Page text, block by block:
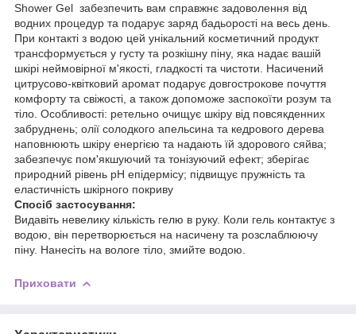
Shower Gel забезпечить вам справжнє задоволення від
водних процедур та подарує заряд бадьорості на весь день.
При контакті з водою цей унікальний косметичний продукт
трансформується у густу та розкішну піну, яка надає вашій
шкірі неймовірної м'якості, гладкості та чистоти. Насичений
цитрусово-квітковий аромат подарує довгострокове почуття
комфорту та свіжості, а також допоможе заспокоїти розум та
тіло. Особливості: ретельно очищує шкіру від повсякденних
забруднень; олії солодкого апельсина та кедрового дерева
наповнюють шкіру енергією та надають їй здорового сяйва;
забезпечує пом'якшуючий та тонізуючий ефект; зберігає
природний рівень pH епідермісу; підвищує пружність та
еластичність шкірного покриву
Спосіб застосування:
Видавіть невелику кількість гелю в руку. Коли гель контактує з
водою, він перетворюється на насичену та розслаблюючу
піну. Нанесіть на вологе тіло, змийте водою.
Приховати